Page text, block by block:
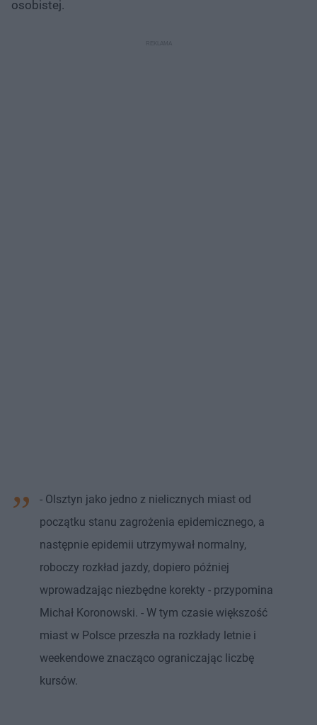
osobistej.
- Olsztyn jako jedno z nielicznych miast od
początku stanu zagrożenia epidemicznego, a
następnie epidemii utrzymywał normalny,
roboczy rozkład jazdy, dopiero później
wprowadzając niezbędne korekty - przypomina
Michał Koronowski. - W tym czasie większość
miast w Polsce przeszła na rozkłady letnie i
weekendowe znacząco ograniczając liczbę
kursów.